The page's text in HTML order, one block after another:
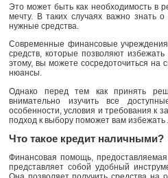
Это может быть как необходимость в
мечту. В таких случаях важно знать
нужные средства.
Современные финансовые
средств, которые позволяют
этому, вы можете сосредоточиться на
нюансы.
Однако перед тем как принять
внимательно изучить все
особенности, условия и требования к
подход к выбору поможет вам
Что такое кредит наличными?
Финансовая помощь,
представляет собой удобный